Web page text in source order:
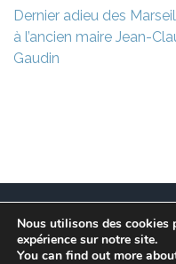
Navigation
de
l’article
Dernier adieu des
à l’ancien maire Jean-
Gaudin
Ce site est à
Franciliens dans un but
Nous utilisons des
expérience sur notre site.
You can find out more